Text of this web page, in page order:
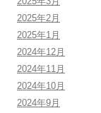
2025年2月
2025年1月
2024年12月
2024年11月
2024年10月
2024年9月